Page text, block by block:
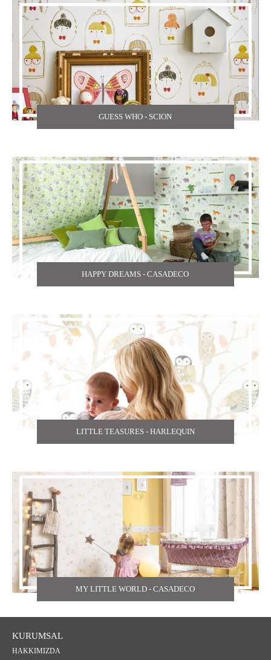
GUESS WHO - SCION
HAPPY DREAMS - CASADECO
LITTLE TEASURES - HARLEQUIN
MY LITTLE WORLD - CASADECO
KURUMSAL
HAKKIMIZDA